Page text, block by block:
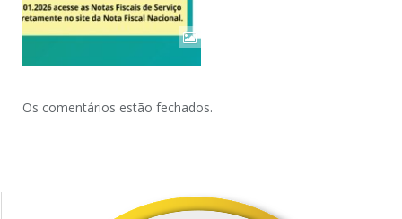
Os comentários estão fechados.